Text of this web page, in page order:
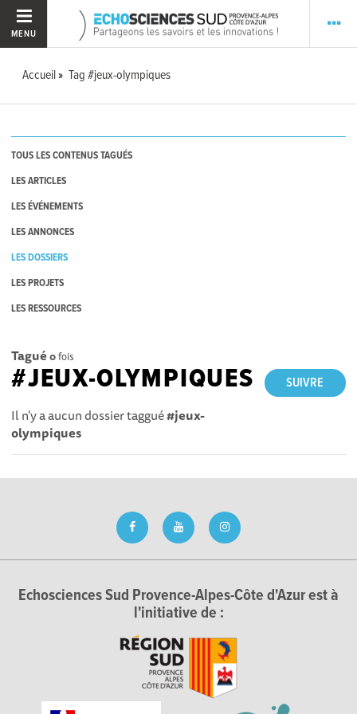
MENU
Accueil Tag #jeux-olympiques
TOUS LES CONTENUS TAGUÉS
LES ARTICLES
LES ÉVÉNEMENTS
LES ANNONCES
LES DOSSIERS
LES PROJETS
LES RESSOURCES
Tagué 0fois
SUIVRE
#JEUX-OLYMPIQUES
Il n'y a aucun dossier taggué#jeux-
olympiques
Echosciences Sud Provence-Alpes-Côte d'Azur est à
l'initiative de :